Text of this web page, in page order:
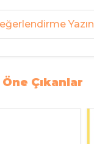
Yazın
Öne Çıkanlar